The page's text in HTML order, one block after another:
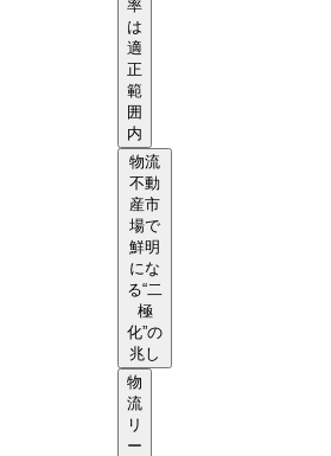
率
は
適
正
範
囲
内
物流
不動
産市
場で
鮮明
にな
る“二
極
化”の
兆し
物
流
リ
ー